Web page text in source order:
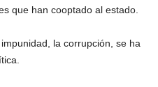
que han cooptado al estado.
la corrupción, se ha